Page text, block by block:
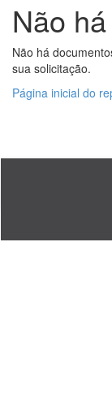
Não
Não há
sua solicitação.
Página inicial do